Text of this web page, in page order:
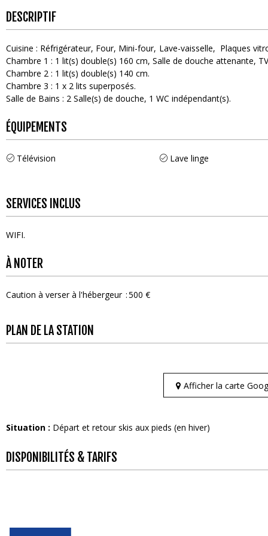
DESCRIPTIF
Cuisine : Réfrigérateur Four Mini-four Lave-vaisselle
Plaques
Chambre 1 : 1 lit(s) double(s) 160 cm Salle de douche attenante
Chambre 2 : 1 lit(s) double(s) 140 cm
Chambre 3 : 1 x 2 lits superposés
Salle de Bains : 2 Salle(s) de douche 1 WC indépendant(s)
ÉQUIPEMENTS
Télévision Lave linge
SERVICES INCLUS
WIFI
À NOTER
Caution à verser à l'hébergeur 500 €
PLAN DE LA STATION
Afficher la carte
Situation : Départ et retour skis aux pieds (en hiver)
DISPONIBILITÉS & TARIFS